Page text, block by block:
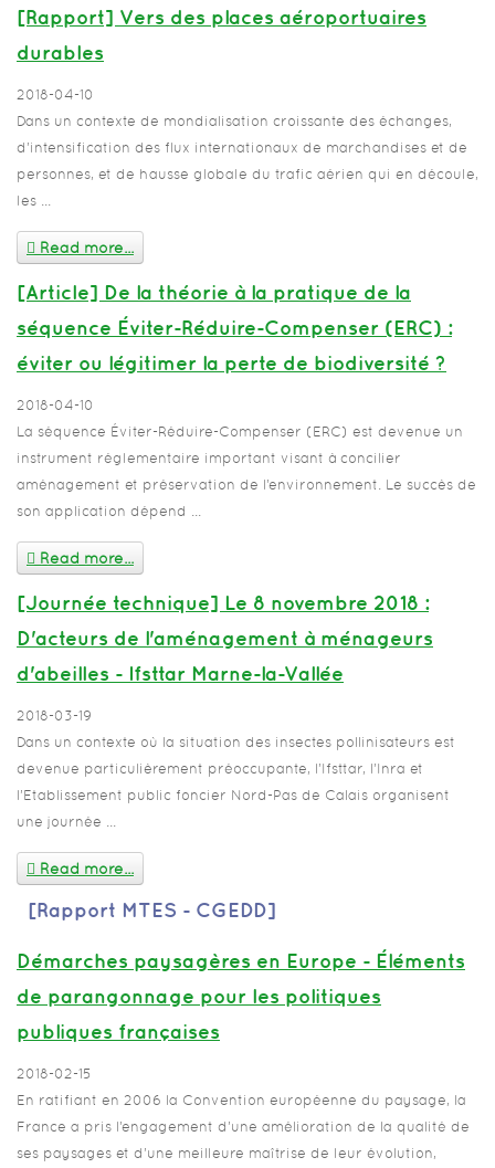
[Rapport] Vers des places aéroportuaires
durables
2018-04-10
Dans un contexte de mondialisation croissante des échanges,
d’intensification des flux internationaux de marchandises et de
personnes, et de hausse globale du trafic aérien qui en découle,
les ...
Read more...
[Article] De la théorie à la pratique de la
séquence Éviter-Réduire-Compenser (ERC) :
éviter ou légitimer la perte de biodiversité ?
2018-04-10
La séquence Éviter-Réduire-Compenser (ERC) est devenue un
instrument réglementaire important visant à concilier
aménagement et préservation de l’environnement. Le succès de
son application dépend ...
Read more...
[Journée technique] Le 8 novembre 2018 :
D'acteurs de l'aménagement à ménageurs
d'abeilles - Ifsttar Marne-la-Vallée
2018-03-19
Dans un contexte où la situation des insectes pollinisateurs est
devenue particulièrement préoccupante, l’Ifsttar, l’Inra et
l’Etablissement public foncier Nord-Pas de Calais organisent
une journée ...
Read more...
[Rapport MTES - CGEDD]
Démarches paysagères en Europe - Éléments
de parangonnage pour les politiques
publiques françaises
2018-02-15
En ratifiant en 2006 la Convention européenne du paysage, la
France a pris l’engagement d’une amélioration de la qualité de
ses paysages et d’une meilleure maîtrise de leur évolution,